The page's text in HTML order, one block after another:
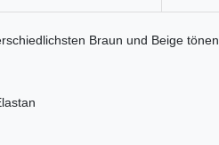
Braun und Beige tönen